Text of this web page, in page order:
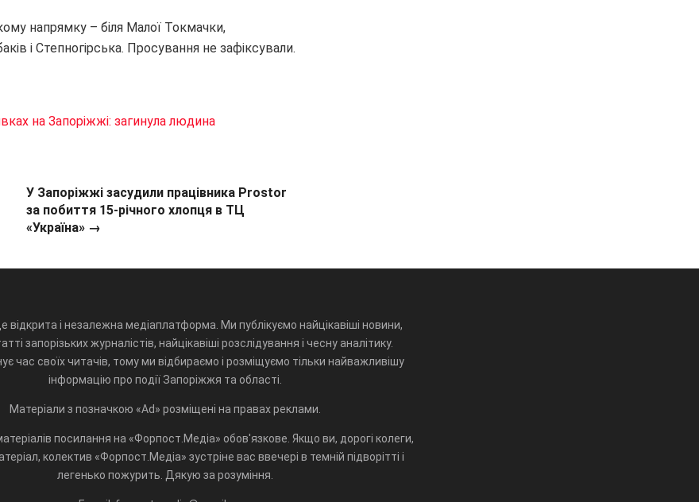
напрямку – біля Малої Токмачки,
і Степногірська. Просування не зафіксували.
на Запоріжжі: загинула людина
У Запоріжжі засудили працівника Prostor
за побиття 15-річного хлопця в ТЦ
«Україна» →
відкрита і незалежна медіаплатформа. Ми публікуємо найцікавіші новини,
запорізьких журналістів, найцікавіші розслідування і чесну аналітику.
час своїх читачів, тому ми відбираємо і розміщуємо тільки найважливішу
інформацію про події Запоріжжя та області.
Матеріали з позначкою «Ad» розміщені на правах реклами.
посилання на «Форпост.Медіа» обов'язкове. Якщо ви, дорогі колеги,
колектив «Форпост.Медіа» зустріне вас ввечері в темній підворітті і
легенько пожурить. Дякую за розуміння.